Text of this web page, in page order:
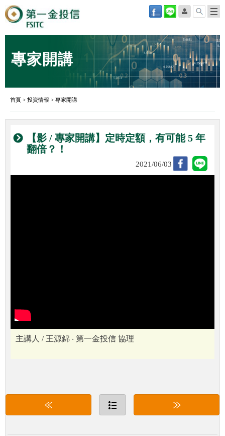
專家開講
首頁 > 投資情報 > 專家開講
【影 / 專家開講】定時定額，有可能 5 年
翻倍？！
2021/06/03
主講人 / 王源錦 ‧ 第一金投信 協理